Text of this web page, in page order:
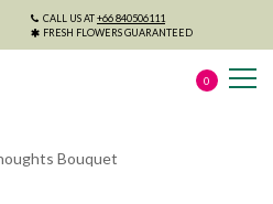
CALL US AT+66 840506111
FRESH FLOWERS GUARANTEED
0
Bouquet